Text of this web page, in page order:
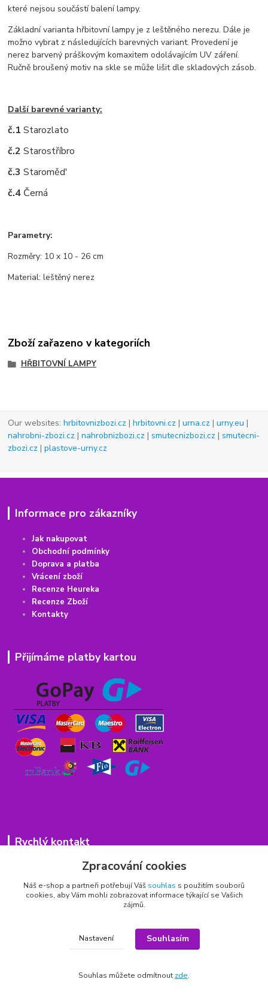
které nejsou součástí balení lampy.
Základní varianta hřbitovní lampy je z leštěného nerezu. Dále je
možno vybrat z následujících barevných variant. Provedení je
nerez barvený práškovým komaxitem odolávajícím UV záření.
Ručně broušený motiv na skle se může lišit dle skladových zásob.
Další barevné varianty:
č.1 Starozlato
č.2Starostříbro
č.3 Staroměd'
č.4 Černá
Parametry:
Rozměry: 10 x 10 - 26 cm
Material: leštěný nerez
Zboží zařazeno v kategoriích
HŘBITOVNÍ LAMPY
Our websites:hrbitovnizbozi.cz |hrbitovni.cz |urna.cz |urny.eu |
nahrobni-zbozi.cz |nahrobnizbozi.cz |smutecnizbozi.cz |smutecni-
zbozi.cz |plastove-urny.cz
Informace pro zákazníky
Jak nakupovat
Obchodní podmínky
Doprava a platba
Vrácení zboží
Recenze Heureka
Recenze Zboží
Kontakty
Přijímáme platby kartou
Rychlý kontakt
Po - Pá 9,00 - 15,00 hod.
obchod(zavináč)hrbitovnizbozi.cz
Copyright © 2011 - 2026
Zpracování cookies
Náš e-shop a partneři potřebují Váš souhlas s použitím souborů
cookies, aby Vám mohli zobrazovat informace týkající se Vašich
zájmů.
Nastavení Souhlasím
Souhlas můžete odmítnout zde.